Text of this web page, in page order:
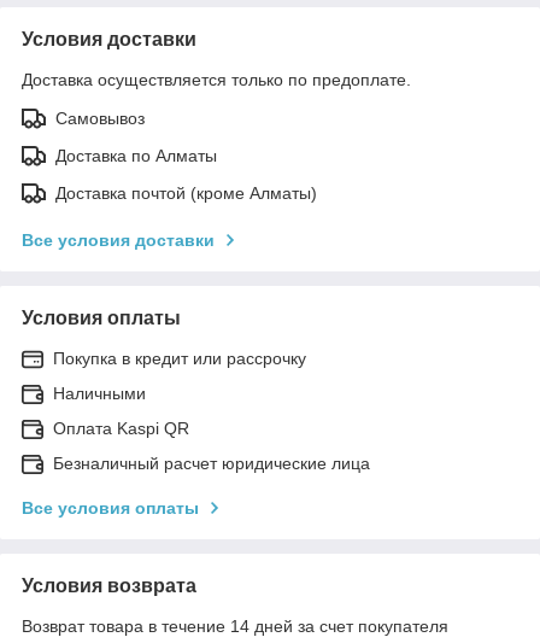
Условия доставки
Доставка осуществляется только по предоплате.
Самовывоз
Доставка по Алматы
Доставка почтой (кроме Алматы)
Все условия доставки
Условия оплаты
Покупка в кредит или рассрочку
Наличными
Оплата Kaspi QR
Безналичный расчет юридические лица
Все условия оплаты
Условия возврата
Возврат товара в течение 14 дней за счет покупателя